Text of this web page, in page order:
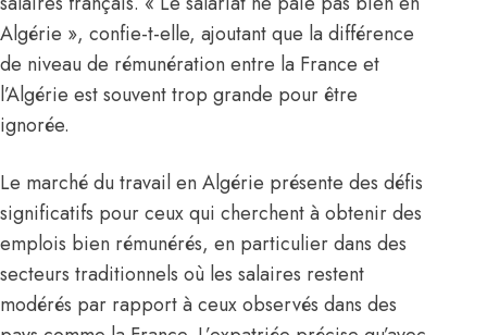
Algérie », confie-t-elle, ajoutant que la différence
de niveau de rémunération entre la France et
l’Algérie est souvent trop grande pour être
ignorée.
Le marché du travail en Algérie présente des défis
significatifs pour ceux qui cherchent à obtenir des
emplois bien rémunérés, en particulier dans des
secteurs traditionnels où les salaires restent
modérés par rapport à ceux observés dans des